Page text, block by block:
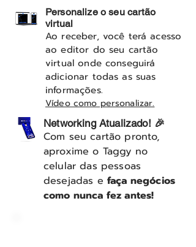
Personalize o seu cartão
virtual
Ao receber, você terá acesso
ao editor do seu cartão
virtual onde conseguirá
adicionar todas as suas
informações.
Vídeo como personalizar.
Networking Atualizado! 🎉
Com seu cartão pronto,
aproxime o Taggy no
celular das pessoas
desejadas e faça negócios
como nunca fez antes!